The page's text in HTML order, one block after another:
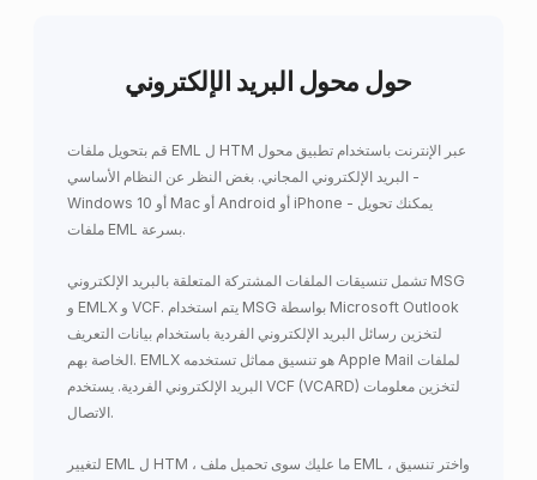
حول محول البريد الإلكتروني
قم بتحويل ملفات EML ل HTM عبر الإنترنت باستخدام تطبيق محول
البريد الإلكتروني المجاني. بغض النظر عن النظام الأساسي -
Windows 10 أو Mac أو Android أو iPhone - يمكنك تحويل
ملفات EML بسرعة.
تشمل تنسيقات الملفات المشتركة المتعلقة بالبريد الإلكتروني MSG
و EMLX و VCF. يتم استخدام MSG بواسطة Microsoft Outlook
لتخزين رسائل البريد الإلكتروني الفردية باستخدام بيانات التعريف
الخاصة بهم. EMLX هو تنسيق مماثل تستخدمه Apple Mail لملفات
البريد الإلكتروني الفردية. يستخدم VCF (VCARD) لتخزين معلومات
الاتصال.
لتغيير EML ل HTM ، ما عليك سوى تحميل ملف EML ، واختر تنسيق